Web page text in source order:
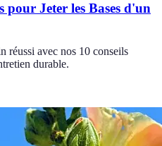
pour Jeter les Bases d'un
réussi avec nos 10 conseils
durable.